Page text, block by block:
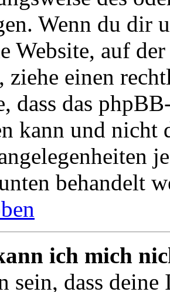
Wenn du dir
Website, auf
einen
dass das
kann und nicht
behandelt
ich mich
sein, dass